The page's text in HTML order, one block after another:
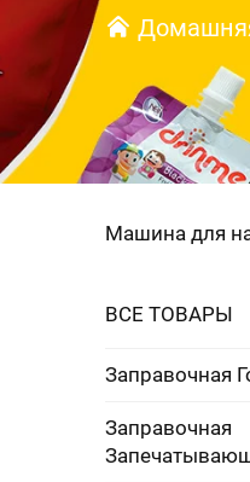
Машина для
ВСЕ ТОВАРЫ
Заправочная
Заправочная